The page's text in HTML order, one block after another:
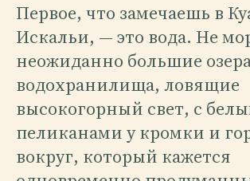
Первое, что замечаешь в
Искальи, — это вода. Не
неожиданно большие
водохранилища, ловящие
высокогорный свет, с
пеликанами у кромки и
вокруг, который кажется